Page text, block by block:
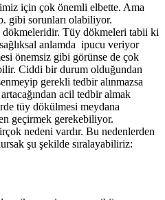
için çok önemli elbette. Ama
gibi sorunları olabiliyor.
dökmeleridir. Tüy dökmeleri tabii ki
anlamda ipucu veriyor
önemsiz gibi görünse de çok
Ciddi bir durum olduğundan
gerekli tedbir alınmazsa
acil tedbir almak
tüy dökülmesi meydana
geçirmek gerekebiliyor.
nedeni vardır. Bu nedenlerden
şu şekilde sıralayabiliriz: